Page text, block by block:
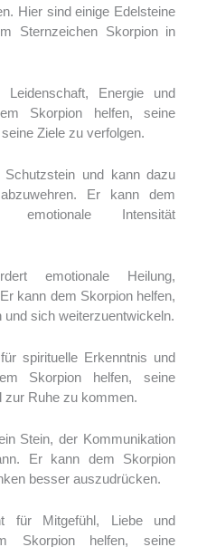
Hier sind einige Edelsteine
Sternzeichen Skorpion in
Energie und
Skorpion helfen, seine
Ziele zu verfolgen.
und kann dazu
Er kann dem
Intensität
emotionale Heilung,
kann dem Skorpion helfen,
und sich weiterzuentwickeln.
spirituelle Erkenntnis und
Skorpion helfen, seine
zur Ruhe zu kommen.
Stein, der Kommunikation
Er kann dem Skorpion
besser auszudrücken.
für Mitgefühl, Liebe und
Skorpion helfen, seine